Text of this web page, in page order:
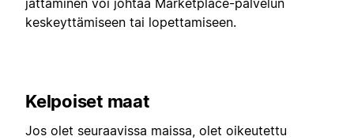
keskeyttämiseen tai lopettamiseen.
Kelpoiset maat
Jos olet seuraavissa maissa, olet oikeutettu